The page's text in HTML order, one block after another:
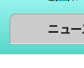
ニュ